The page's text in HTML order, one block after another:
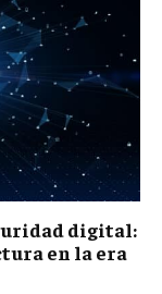
digital:
en la era